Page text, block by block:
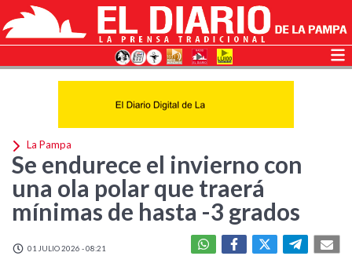
La Pampa
Se endurece el invierno con
una ola polar que traerá
mínimas de hasta -3 grados
01 JULIO 2026 - 08:21